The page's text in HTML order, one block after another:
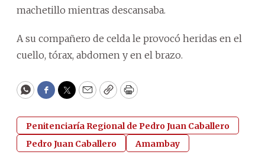
machetillo mientras descansaba.
A su compañero de celda le provocó heridas en el
cuello, tórax, abdomen y en el brazo.
WhatsApp
Facebook
Twitter
EmailCopyPrint
Penitenciaría Regional de Pedro Juan Caballero
Pedro Juan Caballero
Amambay